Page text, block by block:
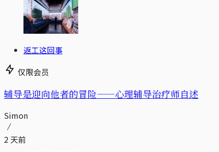
返工这回事
仅限会员
辅导是迎向他者的冒险——心理辅导治疗师自述
Simon
2 天前